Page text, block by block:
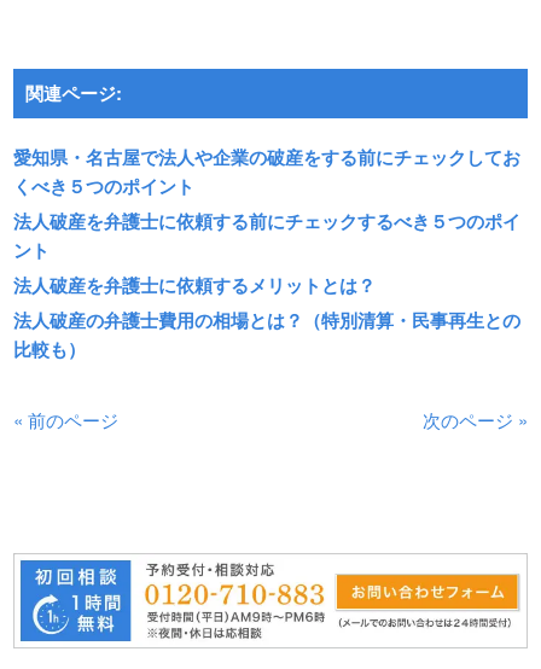
関連ページ:
愛知県・名古屋で法人や企業の破産をする前にチェックしてお
くべき５つのポイント
法人破産を弁護士に依頼する前にチェックするべき５つのポイ
ント
法人破産を弁護士に依頼するメリットとは？
法人破産の弁護士費用の相場とは？（特別清算・民事再生との
比較も）
« 前のページ 次のページ »